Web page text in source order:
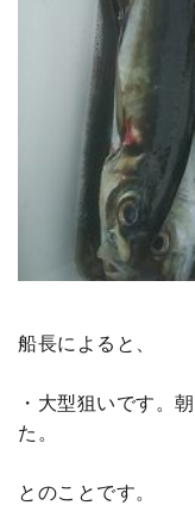
船長によると、
・大型狙いです。
た。
とのことです。